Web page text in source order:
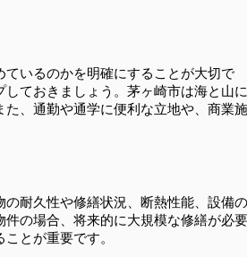
いるのかを明確にすることが大切で
ておきましょう。茅ヶ崎市は海と山に
、通勤や通学に便利な立地や、商業施
耐久性や修繕状況、断熱性能、設備の
の場合、将来的に大規模な修繕が必要
とが重要です。